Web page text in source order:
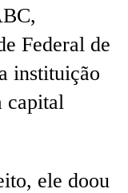
Federal de
instituição
capital
ele doou